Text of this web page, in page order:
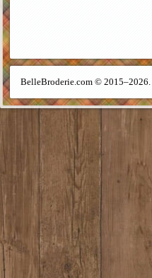
BelleBroderie.com © 2015–2026.